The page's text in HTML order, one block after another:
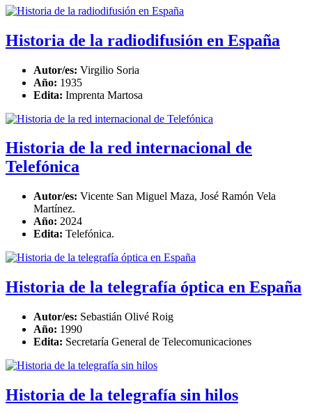
Historia de la radiodifusión en España
Autor/es: Virgilio Soria
Año: 1935
Edita: Imprenta Martosa
Historia de la red internacional de
Telefónica
Autor/es: Vicente San Miguel Maza, José Ramón Vela
Martínez.
Año: 2024
Edita: Telefónica.
Historia de la telegrafía óptica en España
Autor/es: Sebastián Olivé Roig
Año: 1990
Edita: Secretaría General de Telecomunicaciones
Historia de la telegrafía sin hilos